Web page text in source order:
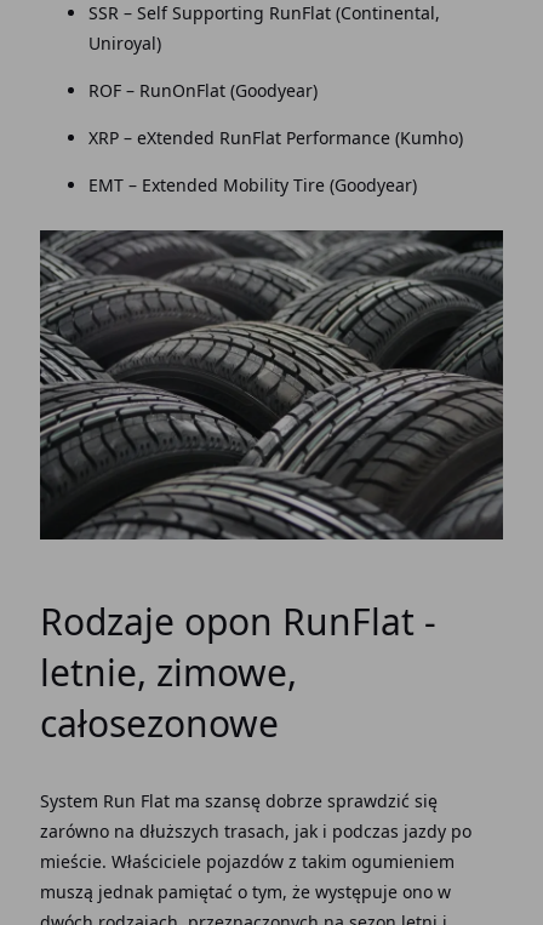
SSR – Self Supporting RunFlat (Continental,
Uniroyal)
ROF – RunOnFlat (Goodyear)
XRP – eXtended RunFlat Performance (Kumho)
EMT – Extended Mobility Tire (Goodyear)
Rodzaje opon RunFlat -
letnie, zimowe,
całosezonowe
System Run Flat ma szansę dobrze sprawdzić się
zarówno na dłuższych trasach, jak i podczas jazdy po
mieście. Właściciele pojazdów z takim ogumieniem
muszą jednak pamiętać o tym, że występuje ono w